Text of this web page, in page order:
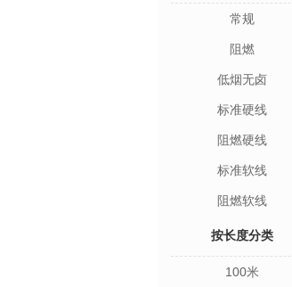
常规
阻燃
低烟无卤
标准硬线
阻燃硬线
标准软线
阻燃软线
按长度分类
100米